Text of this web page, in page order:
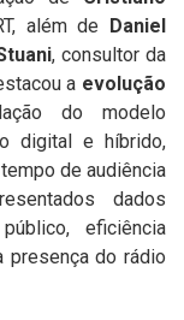
além de Daniel
, consultor da
a evolução
do modelo
digital e híbrido,
de audiência
dados
eficiência
presença do rádio